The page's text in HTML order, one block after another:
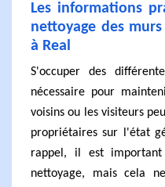
Les informations
nettoyage des
à Real
S'occuper des
nécessaire pour
voisins ou les visiteurs
propriétaires sur l'état
rappel, il est
nettoyage, mais cela